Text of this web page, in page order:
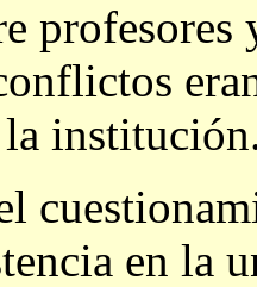
profesores
la
en la